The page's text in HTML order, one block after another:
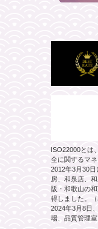
ISO22000とは
全に関するマ
2012年3月30
房、和泉店、
阪・和歌山の
得しました。（
2024年3月8日
場、品質管理